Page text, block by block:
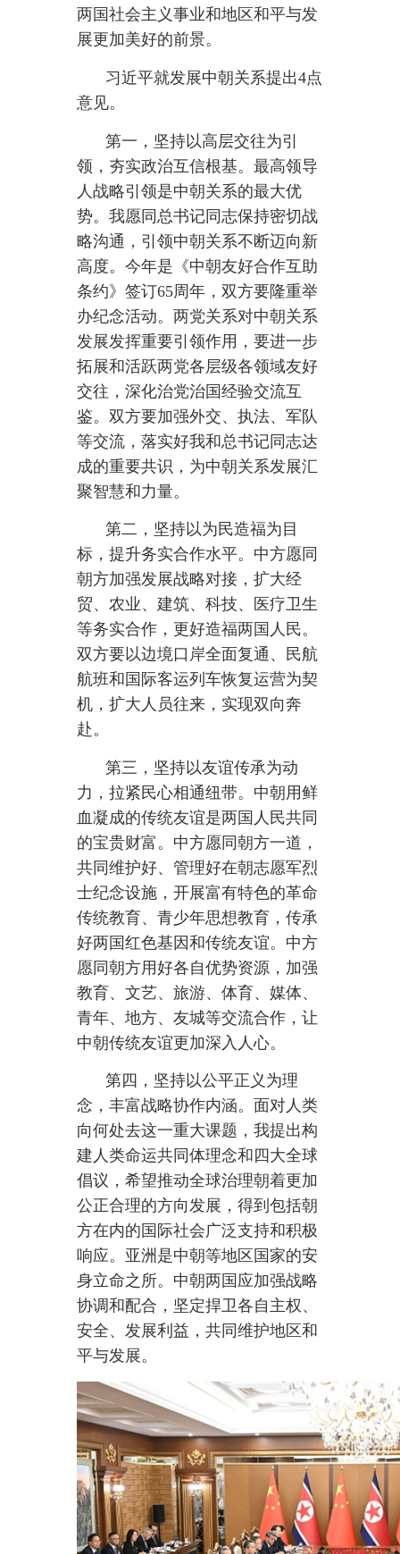
办纪念活动。两党关系对中朝关系
发展发挥重要引领作用，要进一步
拓展和活跃两党各层级各领域友好
交往，深化治党治国经验交流互
鉴。双方要加强外交、执法、军队
等交流，落实好我和总书记同志达
成的重要共识，为中朝关系发展汇
聚智慧和力量。
第二，坚持以为民造福为目
标，提升务实合作水平。中方愿同
朝方加强发展战略对接，扩大经
贸、农业、建筑、科技、医疗卫生
等务实合作，更好造福两国人民。
双方要以边境口岸全面复通、民航
航班和国际客运列车恢复运营为契
机，扩大人员往来，实现双向奔
赴。
第三，坚持以友谊传承为动
力，拉紧民心相通纽带。中朝用鲜
血凝成的传统友谊是两国人民共同
的宝贵财富。中方愿同朝方一道，
共同维护好、管理好在朝志愿军烈
传统教育、青少年思想教育，传承
好两国红色基因和传统友谊。中方
愿同朝方用好各自优势资源，加强
教育、文艺、旅游、体育、媒体、
青年、地方、友城等交流合作，让
中朝传统友谊更加深入人心。
第四，坚持以公平正义为理
念，丰富战略协作内涵。面对人类
向何处去这一重大课题，我提出构
倡议，希望推动全球治理朝着更加
公正合理的方向发展，得到包括朝
方在内的国际社会广泛支持和积极
响应。亚洲是中朝等地区国家的安
身立命之所。中朝两国应加强战略
协调和配合，坚定捍卫各自主权、
安全、发展利益，共同维护地区和
平与发展。
当地时间6月8日下午，中共中
央总书记、国家主席习近平在平壤
锦绣山迎宾馆同朝鲜劳动党总书
记、国务委员长金正恩举行会谈。
新华社记者 李响 摄